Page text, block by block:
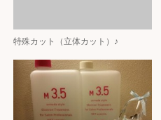
特殊カット（立体カット）♪